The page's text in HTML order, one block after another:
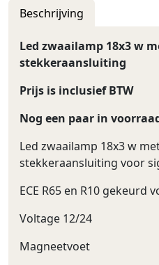
Beschrijving
Led zwaailamp 18x3 w
stekkeraansluiting
Prijs is inclusief BTW
Nog een paar in
Led zwaailamp 18x3 w
stekkeraansluiting voor
ECE R65 en R10 gekeurd
Voltage 12/24
Magneetvoet